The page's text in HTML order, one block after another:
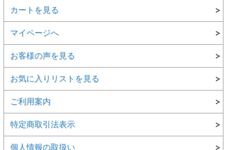
カートを見る
マイページへ
お客様の声を見る
お気に入りリストを見る
ご利用案内
特定商取引法表示
個人情報の取扱い